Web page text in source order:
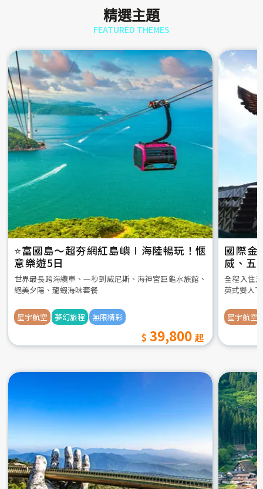
精選主題
FEATURED THEMES
⭐️富國島～超夯網紅島嶼∣海陸暢玩！愜
意樂遊5日
世界最長跨海纜車、一秒到威尼斯、海神宮巨龜水族館、
絕美夕陽、龍蝦海味套餐
星宇航空 夢幻旅程 無限精彩
39,800
國際金
威、五
全程入住
英式雙人
星宇航空